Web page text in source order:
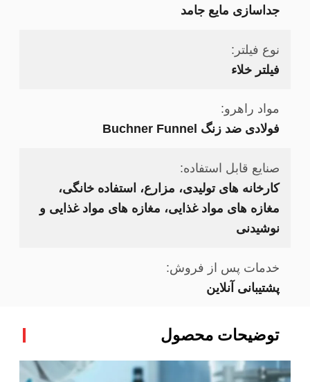
جداسازی مایع جامد
نوع فیلتر:
فیلتر خلاء
مواد راهرو:
فولادی ضد زنگ Buchner Funnel
صنایع قابل استفاده:
کارخانه های تولیدی، مزارع، استفاده خانگی،
مغازه های مواد غذایی، مغازه های مواد غذایی و
نوشیدنی
خدمات پس از فروش:
پشتیبانی آنلاین
توضیحات محصول